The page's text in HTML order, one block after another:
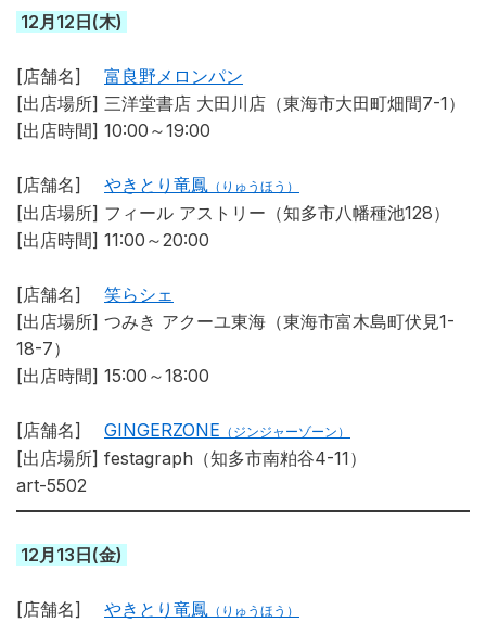
12月12日(木)
[店舗名] 富良野メロンパン
[出店場所] 三洋堂書店 大田川店（東海市大田町畑間7-1）
[出店時間] 10:00～19:00
[店舗名] やきとり竜鳳 （りゅうほう）
[出店場所] フィール アストリー（知多市八幡種池128）
[出店時間] 11:00～20:00
[店舗名] 笑らシェ
[出店場所] つみき アクーユ東海（東海市富木島町伏見1-
18-7）
[出店時間] 15:00～18:00
[店舗名] GINGERZONE （ジンジャーゾーン）
[出店場所] festagraph（知多市南粕谷4-11）
art-5502
12月13日(金)
[店舗名] やきとり竜鳳 （りゅうほう）